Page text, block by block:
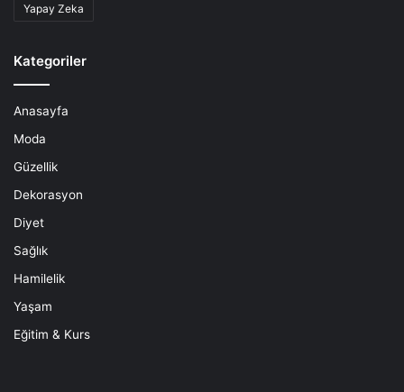
Yapay Zeka
Kategoriler
Anasayfa
Moda
Güzellik
Dekorasyon
Diyet
Sağlık
Hamilelik
Yaşam
Eğitim & Kurs